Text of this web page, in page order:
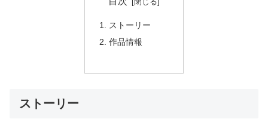
ストーリー
作品情報
ストーリー